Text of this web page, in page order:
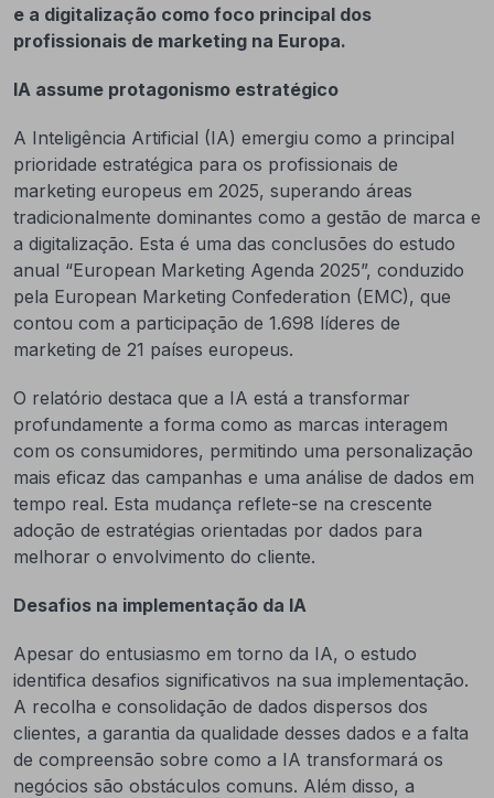
e a digitalização como foco principal dos
profissionais de marketing na Europa.
IA assume protagonismo estratégico
A Inteligência Artificial (IA) emergiu como a principal
prioridade estratégica para os profissionais de
marketing europeus em 2025, superando áreas
tradicionalmente dominantes como a gestão de marca e
a digitalização. Esta é uma das conclusões do estudo
anual “European Marketing Agenda 2025”, conduzido
pela European Marketing Confederation (EMC), que
contou com a participação de 1.698 líderes de
marketing de 21 países europeus.
O relatório destaca que a IA está a transformar
profundamente a forma como as marcas interagem
com os consumidores, permitindo uma personalização
mais eficaz das campanhas e uma análise de dados em
tempo real. Esta mudança reflete-se na crescente
adoção de estratégias orientadas por dados para
melhorar o envolvimento do cliente.
Desafios na implementação da IA
Apesar do entusiasmo em torno da IA, o estudo
identifica desafios significativos na sua implementação.
A recolha e consolidação de dados dispersos dos
clientes, a garantia da qualidade desses dados e a falta
de compreensão sobre como a IA transformará os
negócios são obstáculos comuns. Além disso, a